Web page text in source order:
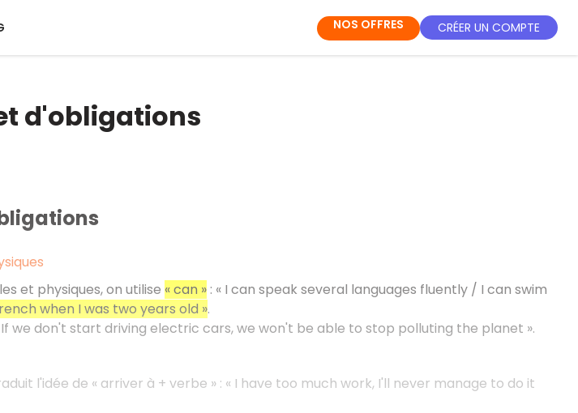
NOS OFFRES CRÉER UN COMPTE
d'obligations
et physiques, on utilise « can »: « I can speak several languages fluently / I can swim
when I was two years old ».
If we don't start driving electric cars, we won't be able to stop polluting the planet ».
l'idée de « arriver à + verbe » : « I have too much work, I'll never manage to do it